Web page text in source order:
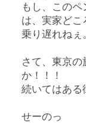
もし、この
は、実家ど
乗り遅れねぇ
さて、東京
か！！！
続いてはある
せーのっ